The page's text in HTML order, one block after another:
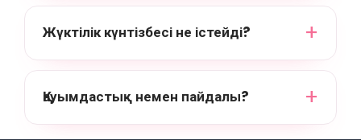
Жүктілік күнтізбесі не істейді?
Қауымдастық немен пайдалы?